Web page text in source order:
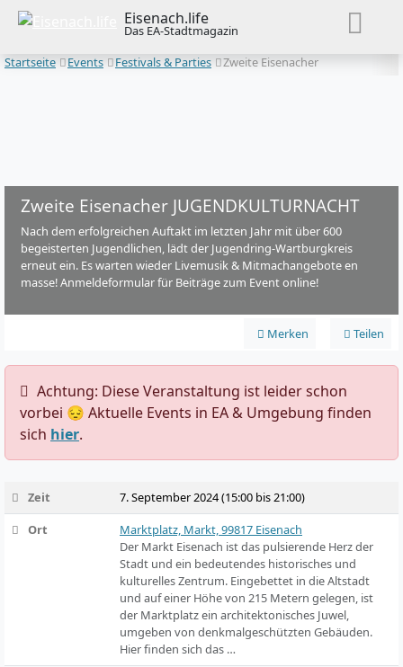
Eisenach.life
Das EA-Stadtmagazin
Startseite
Events Festivals & Parties
Zweite Eisenacher
Zweite Eisenacher JUGENDKULTURNACHT
Nach dem erfolgreichen Auftakt im letzten Jahr mit über 600
begeisterten Jugendlichen, lädt der Jugendring-Wartburgkreis
erneut ein. Es warten wieder Livemusik & Mitmachangebote en
masse! Anmeldeformular für Beiträge zum Event online!
Merken Teilen
️ Achtung: Diese Veranstaltung ist leider schon
vorbei 😔 Aktuelle Events in EA & Umgebung finden
sich hier.
Zeit
7. September 2024 (15:00 bis 21:00)
Ort
Marktplatz, Markt, 99817 Eisenach
Der Markt Eisenach ist das pulsierende Herz der
Stadt und ein bedeutendes historisches und
kulturelles Zentrum. Eingebettet in die Altstadt
und auf einer Höhe von 215 Metern gelegen, ist
der Marktplatz ein architektonisches Juwel,
umgeben von denkmalgeschützten Gebäuden.
Hier finden sich das …